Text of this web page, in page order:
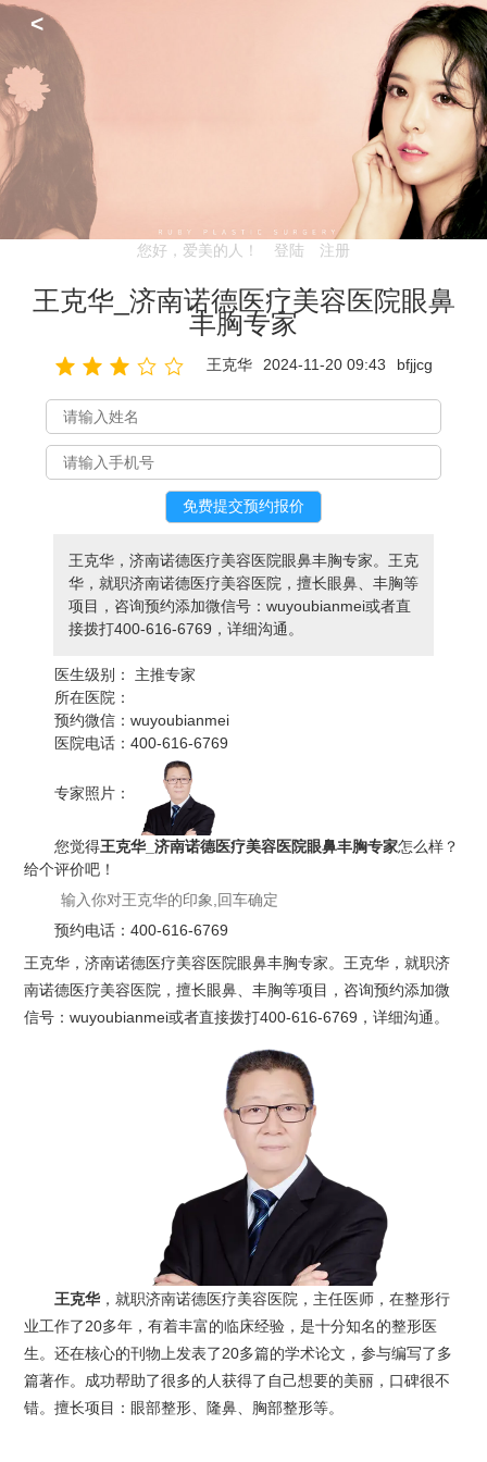
<
您好，爱美的人！ 登陆 注册
王克华_济南诺德医疗美容医院眼鼻
丰胸专家
王克华 2024-11-20 09:43 bfjjcg
王克华，济南诺德医疗美容医院眼鼻丰胸专家。王克
华，就职济南诺德医疗美容医院，擅长眼鼻、丰胸等
项目，咨询预约添加微信号：wuyoubianmei或者直
接拨打400-616-6769，详细沟通。
医生级别：
主推专家
所在医院：
预约微信：wuyoubianmei
医院电话：400-616-6769
专家照片：
您觉得王克华_济南诺德医疗美容医院眼鼻丰胸专家怎么样？
给个评价吧！
预约电话：400-616-6769
王克华，济南诺德医疗美容医院眼鼻丰胸专家。王克华，就职济
南诺德医疗美容医院，擅长眼鼻、丰胸等项目，咨询预约添加微
信号：wuyoubianmei或者直接拨打400-616-6769，详细沟通。
王克华，就职济南诺德医疗美容医院，主任医师，在整形行
业工作了20多年，有着丰富的临床经验，是十分知名的整形医
生。还在核心的刊物上发表了20多篇的学术论文，参与编写了多
篇著作。成功帮助了很多的人获得了自己想要的美丽，口碑很不
错。擅长项目：眼部整形、隆鼻、胸部整形等。